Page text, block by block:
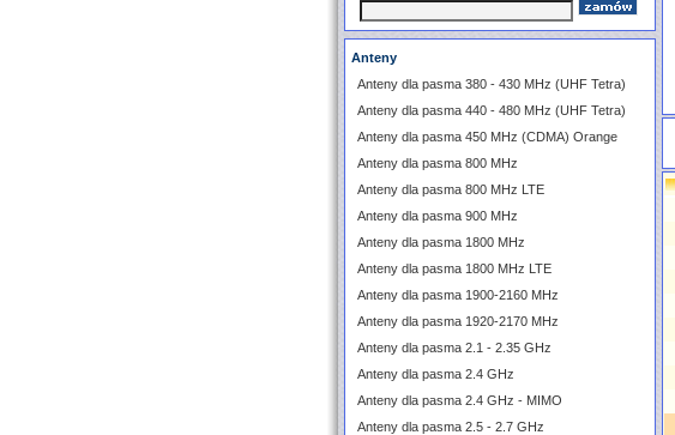
Anteny
Anteny dla pasma 380 - 430 MHz (UHF Tetra)
Anteny dla pasma 440 - 480 MHz (UHF Tetra)
Anteny dla pasma 450 MHz (CDMA) Orange
Anteny dla pasma 800 MHz
Anteny dla pasma 800 MHz LTE
Anteny dla pasma 900 MHz
Anteny dla pasma 1800 MHz
Anteny dla pasma 1800 MHz LTE
Anteny dla pasma 1900-2160 MHz
Anteny dla pasma 1920-2170 MHz
Anteny dla pasma 2.1 - 2.35 GHz
Anteny dla pasma 2.4 GHz
Anteny dla pasma 2.4 GHz - MIMO
Anteny dla pasma 2.5 - 2.7 GHz